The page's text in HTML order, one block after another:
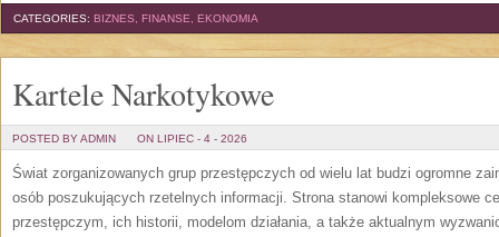
CATEGORIES: BIZNES, FINANSE, EKONOMIA
Kartele Narkotykowe
POSTED BY ADMIN ON LIPIEC - 4 - 2026
Świat zorganizowanych grup przestępczych od wielu lat budzi ogromne
osób poszukujących rzetelnych informacji. Strona stanowi kompleksowe
przestępczym, ich historii, modelom działania, a także aktualnym